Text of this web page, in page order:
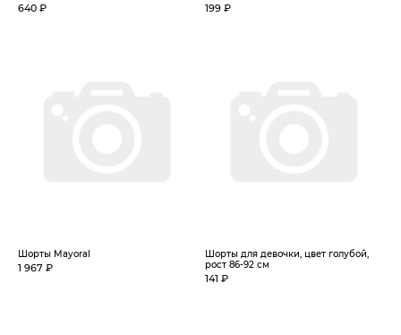
640 ₽ 199 ₽
Шорты Mayoral
1 967 ₽
Шорты для девочки, цвет голубой,
рост 86-92 см
141 ₽